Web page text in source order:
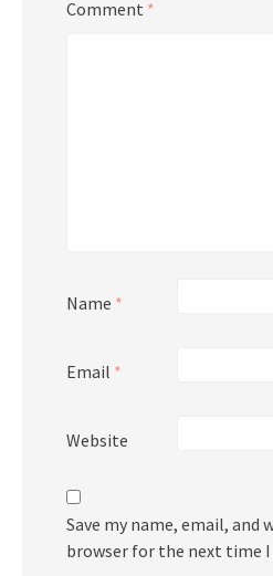
Comment *
Name *
Email *
Website
Save my name, email, and
browser for the next time